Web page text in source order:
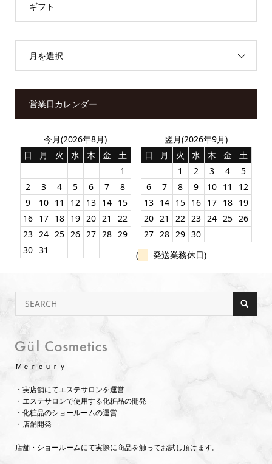
ギフト
月を選択
営業日カレンダー
今月(2026年8月)
日
月 火 水 木 金
土
1
2
3 4 5 6 7
8
9
10 11 12 13 14 15
16 17 18 19 20 21
22
23 24 25 26 27 28 29
30 31
翌月(2026年9月)
日
月 火 水 木 金
土
1
2 3 4
5
6
7 8 9 10 11
12
13 14 15 16 17 18 19
20 21 22 23 24 25 26
27 28 29 30
(
発送業務休日)
Ｍｅｒｃｕｒｙ
・実店舗にてエステサロンを運営
・エステサロンで使用する化粧品の開発
・化粧品のショールームの運営
・店舗開発
店舗・ショールームにて実際に商品を触ってお試し頂けます。